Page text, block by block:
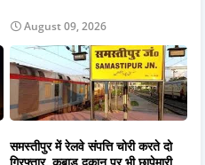
August 09, 2026
समस्तीपुर में रेलवे संपत्ति चोरी करते दो
गिरफ्तार, कबाड़ दुकान पर भी छापेमारी